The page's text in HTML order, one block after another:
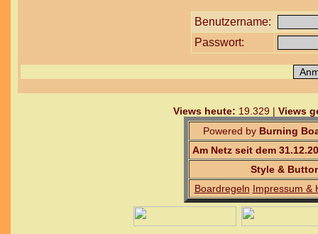
Benutzername:
Passwort:
Views heute: 19.329 | Views
Powered by Burning
Am Netz seit dem
Style &
Boardregeln Impressum &